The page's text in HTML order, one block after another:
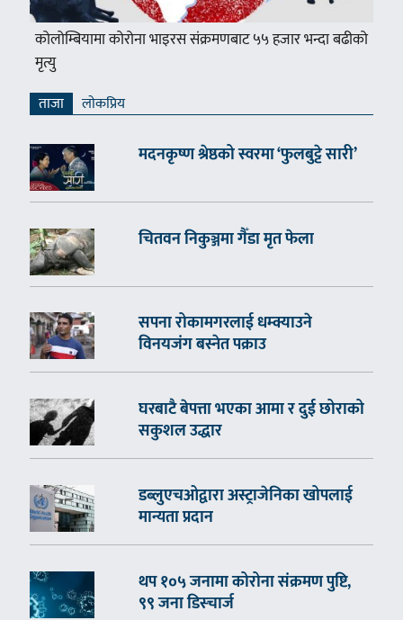
कोलोम्बियामा कोरोना भाइरस संक्रमणबाट ५५ हजार भन्दा बढीको
मृत्यु
ताजा लाेकप्रिय
मदनकृष्ण श्रेष्ठको स्वरमा ‘फुलबुट्टे सारी’
चितवन निकुञ्जमा गैँडा मृत फेला
सपना रोकामगरलाई धम्क्याउने
विनयजंग बस्नेत पक्राउ
घरबाटै बेपत्ता भएका आमा र दुई छोराको
सकुशल उद्धार
डब्लुएचओद्वारा अस्ट्राजेनिका खोपलाई
मान्यता प्रदान
थप १०५ जनामा कोरोना संक्रमण पुष्टि,
९९ जना डिस्चार्ज